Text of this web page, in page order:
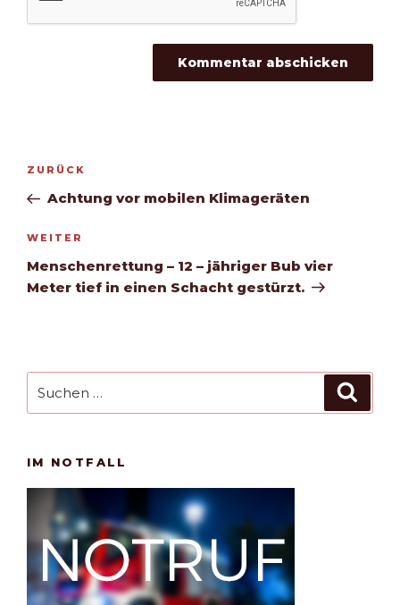
Beitragsnavigation
Vorheriger
Beitrag
ZURÜCK
Achtung vor mobilen Klimageräten
Nächster
Beitrag
WEITER
Menschenrettung – 12 – jähriger Bub vier
Meter tief in einen Schacht gestürzt.
nach:
IM NOTFALL